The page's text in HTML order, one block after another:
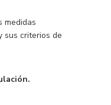
medidas
sus criterios de